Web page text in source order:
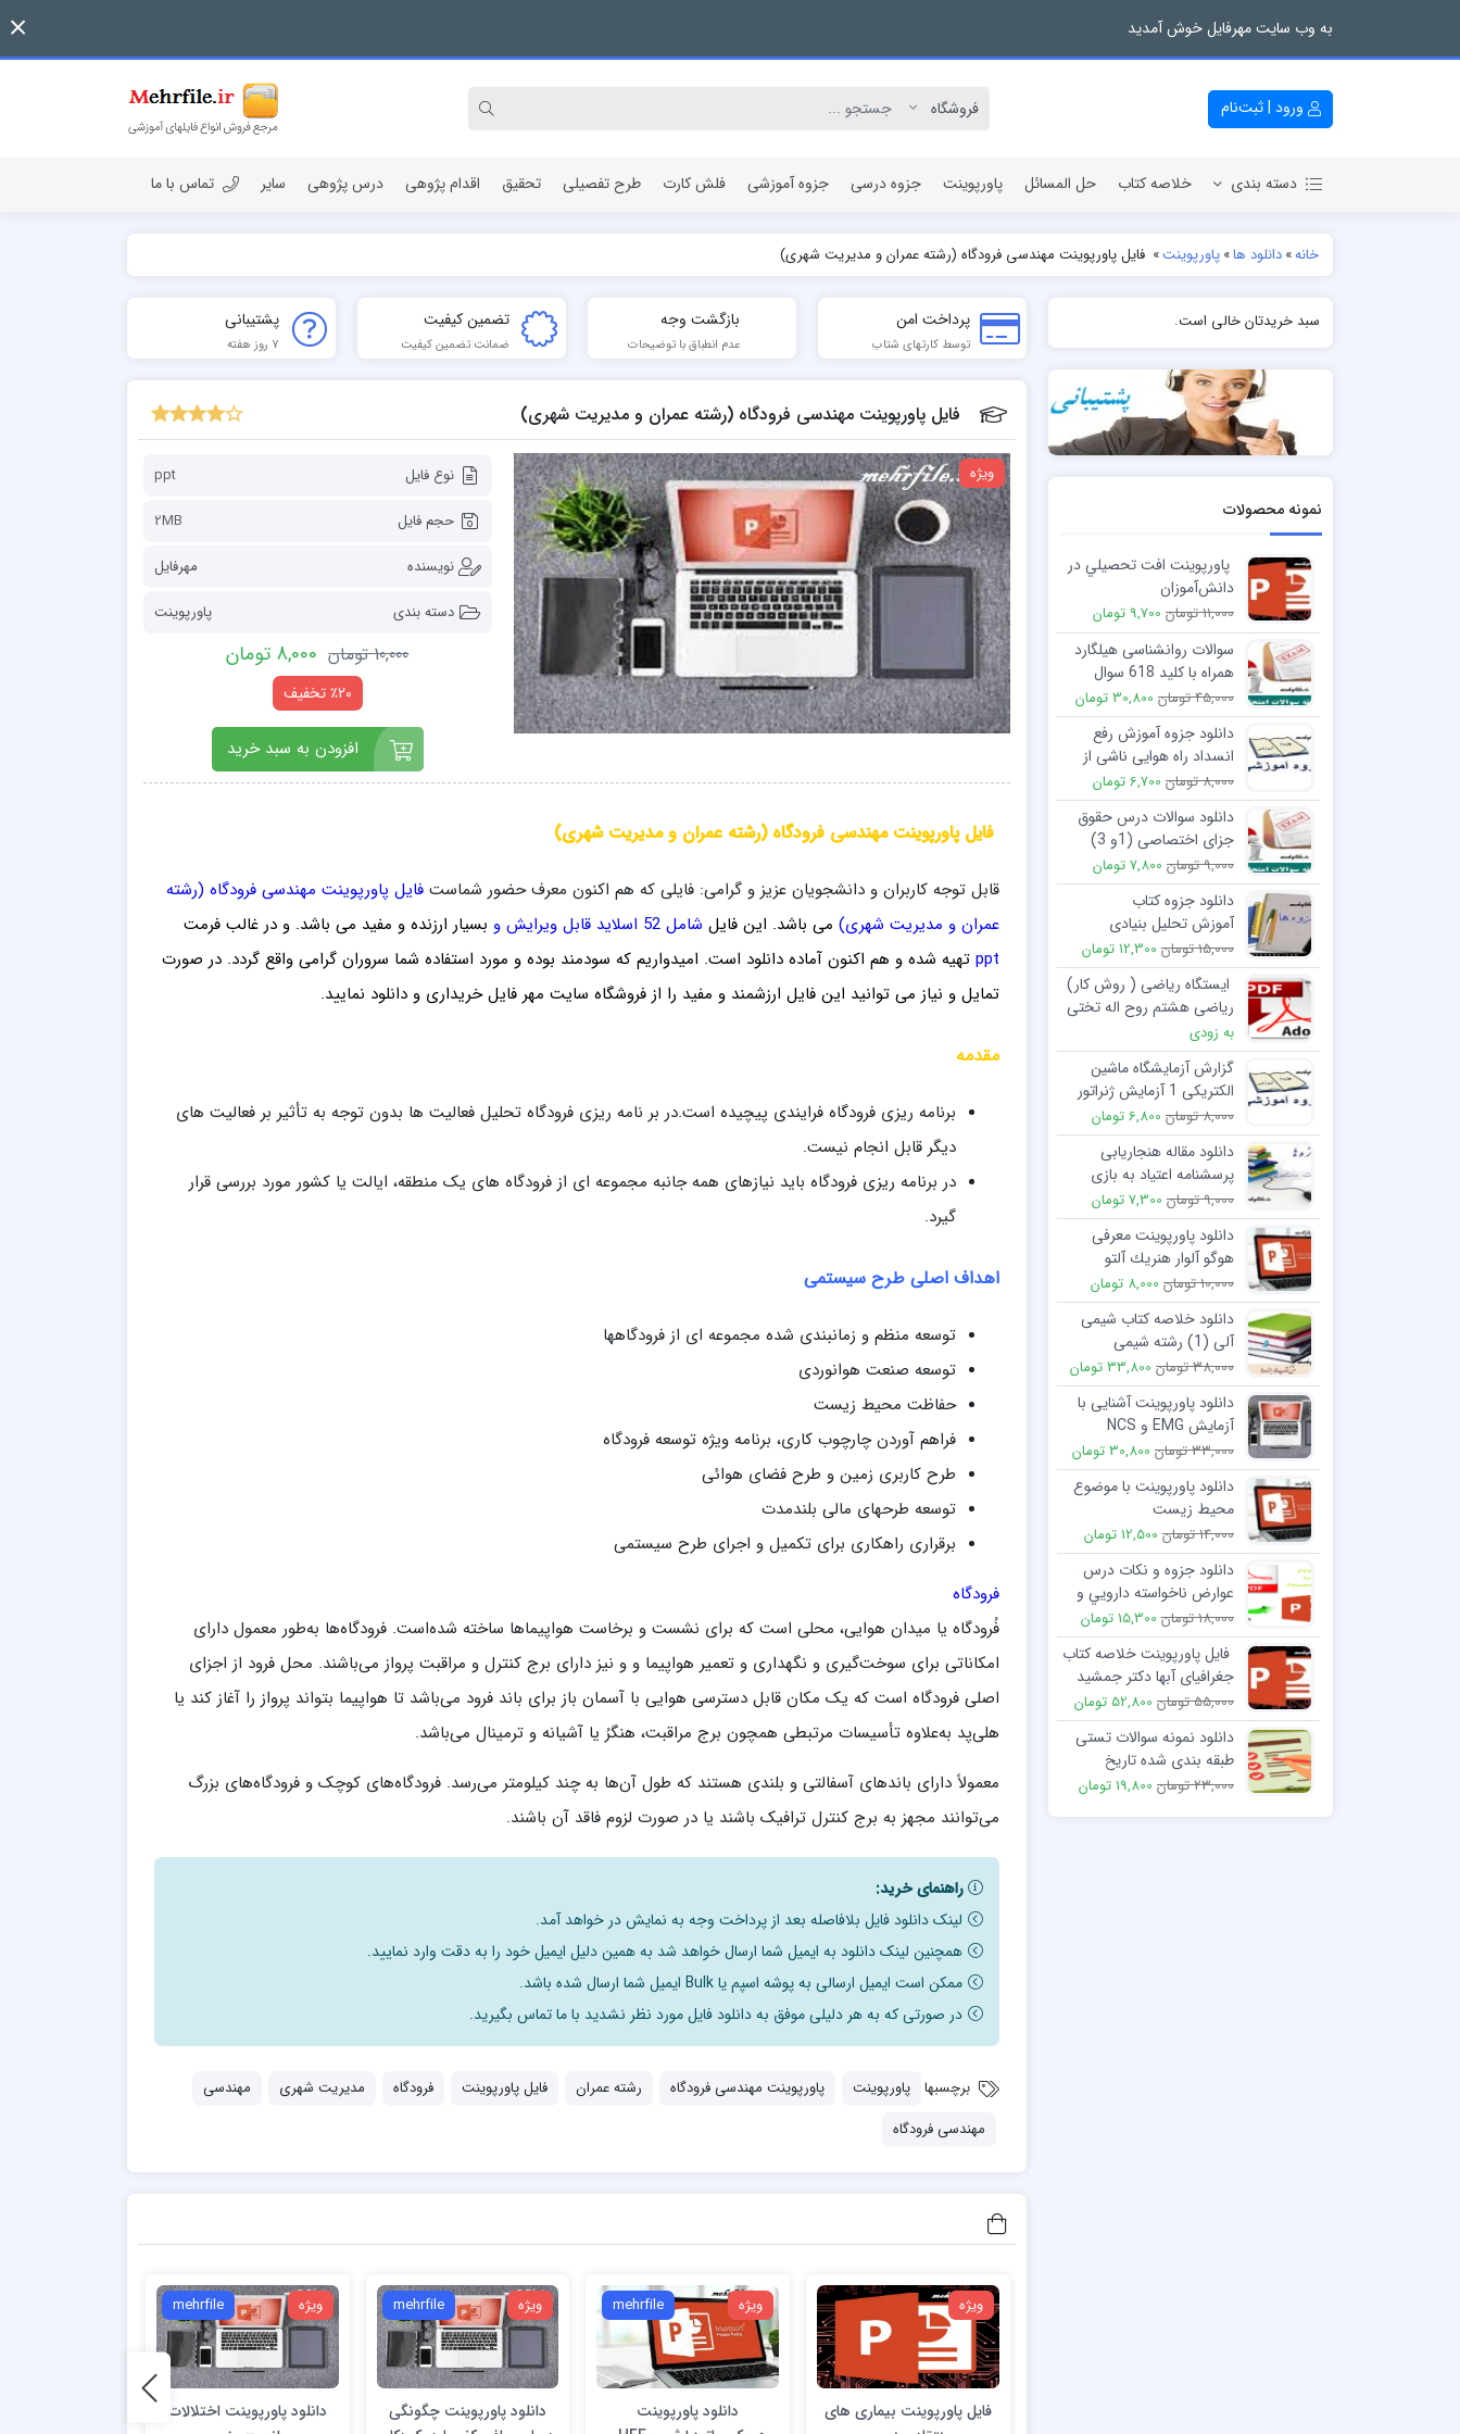
به وب سایت مهرفایل خوش آمدید
ورود | ثبت‌نام
دسته بندی
مقاله پژوهشی
خلاصه کتاب حل المسائل پاورپوینت جزوه درسی جزوه آموزشی فلش کارت طرح تفصیلی تحقیق اقدام پژوهی درس پژوهی سایر تماس با ما
خانه»دانلود ها»پاورپوینت» فایل پاورپوینت مهندسی فرودگاه (رشته عمران و مدیریت شهری)
پرداخت امن
توسط کارتهای شتاب
بازگشت وجه
عدم انطباق با توضیحات
تضمین کیفیت
ضمانت تضمین کیفیت
پشتیبانی
7 روز هفته
فایل پاورپوینت مهندسی فرودگاه (رشته عمران و مدیریت شهری)
ویژه نوع فایل
ppt
حجم فایل
2MB
نویسنده
مهرفایل
دسته بندی
پاورپوینت
10,000 تومان 8,000 تومان
٪20 تخفیف
افزودن به سبد خرید
فایل پاورپوینت مهندسی فرودگاه (رشته عمران و مدیریت شهری)
قابل توجه کاربران و دانشجویان عزیز و گرامی: فایلی که هم اکنون معرف حضور شماستفایل پاورپوینت مهندسی فرودگاه (رشته
عمران و مدیریت شهری) می باشد. این فایل شامل 52 ا سلاید قابل ویرایش و بسیار ارزنده و مفید می باشد. و در غالب فرمت
ppt تهیه شده و هم اکنون آماده دانلود است. امیدواریم که سودمند بوده و مورد استفاده شما سروران گرامی واقع گردد. در صورت
تمایل و نیاز می توانید این فایل ارزشمند و مفید را از فروشگاه سایت مهر فایل خریداریو دانلود نمایید.
مقدمه
برنامه ریزی فرودگاه فرایندی پیچیده است.در بر نامه ریزی فرودگاه تحلیل فعالیت ها بدون توجه به تأثیر بر فعالیت های
دیگر قابل انجام نیست.
در برنامه ریزی فرودگاه باید نیازهای همه جانبه مجموعه ای از فرودگاه های یک منطقه، ایالت یا کشور مورد بررسی قرار
گیرد.
اهداف اصلی طرح سیستمی
توسعه منظم و زمانبندی شده مجموعه ای از فرودگاهها
توسعه صنعت هوانوردی
حفاظت محیط زیست
فراهم آوردن چارچوب کاری، برنامه ویژه توسعه فرودگاه
طرح کاربری زمین و طرح فضای هوائی
توسعه طرحهای مالی بلندمدت
برقراری راهکاری برای تکمیل و اجرای طرح سیستمی
فرودگاه
فُرودگاه یا میدان هوایی، محلی است که برای نشست و برخاست هواپیماها ساخته شده‌است. فرودگاه‌ها به‌طور معمول دارای
امکاناتی برای سوخت‌گیری و نگهداری و تعمیر هواپیما و و نیز دارای برج کنترل و مراقبت پرواز می‌باشند. محل فرود از اجزای
اصلی فرودگاه است که یک مکان قابل دسترسی هوایی با آسمان باز برای باند فرود می‌باشد تا هواپیما بتواند پرواز را آغاز کند یا
هلی‌پد به‌علاوه تأسیسات مرتبطی همچون برج مراقبت، هنگرُ یا آشیانه و ترمینال می‌باشد.
معمولاً دارای باندهای آسفالتی و بلندی هستند که طول آن‌ها به چند کیلومتر می‌رسد. فرودگاه‌های کوچک و فرودگاه‌های بزرگ
می‌توانند مجهز به برج کنترل ترافیک باشند یا در صورت لزوم فاقد آن باشند.
راهنمای خرید:
لینک دانلود فایل بلافاصله بعد از پرداخت وجه به نمایش در خواهد آمد.
همچنین لینک دانلود به ایمیل شما ارسال خواهد شد به همین دلیل ایمیل خود را به دقت وارد نمایید.
ممکن است ایمیل ارسالی به پوشه اسپم یا Bulk ایمیل شما ارسال شده باشد.
در صورتی که به هر دلیلی موفق به دانلود فایل مورد نظر نشدید با ما تماس بگیرید.
برچسبها پاورپوینت پاورپوینت مهندسی فرودگاه رشته عمران فایل پاورپوینت فرودگاه مدیریت شهری
مهندسی
مهندسی فرودگاه
ویژه
فایل پاورپوینت بیماری های
ویژه mehrfile
دانلود پاورپوینت
ویژه mehrfile
دانلود پاورپوینت چگونگی
ویژه mehrfile
دانلود پاورپوینت اختلالات
سبد خریدتان خالی است.
نمونه محصولات
پاورپوینت افت تحصيلي در
دانش‌آموزان
11,000 تومان 9,700 تومان
سوالات روانشناسی هیلگارد
همراه با کلید 618 سوال
45,000 تومان 30,800 تومان
دانلود جزوه آموزش رفع
انسداد راه هوایی ناشی از
اجسام خارجی
8,000 تومان 6,700 تومان
دانلود سوالات درس حقوق
جزای اختصاصی (1و 3)
جرایم علیه تمامیت جسمانی
اشخاص
9,000 تومان 7,800 تومان
دانلود جزوه کتاب
آموزش تحلیل بنیادی
15,000 تومان 12,300 تومان
ایستگاه ریاضی ( روش کار)
ریاضی هشتم روح اله تختی
پور
به زودی
گزارش آزمایشگاه ماشین
الکتریکی 1 آزمایش ژنراتور
DC خود تحریک حالت شنت
حالت بارداری
8,000 تومان 6,800 تومان
دانلود مقاله هنجاریابی
پرسشنامه اعتیاد به بازی
های آنلاین
9,000 تومان 7,300 تومان
دانلود پاورپوینت معرفی
هوگو آلوار هنريك آلتو
(آلوارآلتو)
10,000 تومان 8,000 تومان
دانلود خلاصه کتاب شیمی
آلی (1) رشته شیمی
38,000 تومان 33,800 تومان
دانلود پاورپوینت آشنایی با
آزمایش EMG و NCS
33,000 تومان 30,800 تومان
دانلود پاورپوینت با موضوع
محيط زیست
14,000 تومان 12,500 تومان
دانلود جزوه و نکات درس
عوارض ناخواسته دارويي و
نحوه گزارش دهي
18,000 تومان 15,300 تومان
فایل پاورپوینت خلاصه کتاب
جغرافیای آبها دکتر جمشید
جداری عیوضی
55,000 تومان 52,800 تومان
دانلود نمونه سوالات تستی
طبقه بندی شده تاریخ
فرهنگ و تمدن اسلامی
23,000 تومان 19,800 تومان